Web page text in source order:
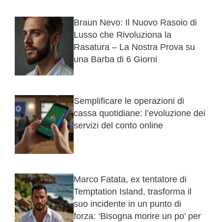
Braun Nevo: Il Nuovo Rasoio di
Lusso che Rivoluziona la
Rasatura – La Nostra Prova su
una Barba di 6 Giorni
Semplificare le operazioni di
cassa quotidiane: l’evoluzione dei
servizi del conto online
Marco Fatata, ex tentatore di
Temptation Island, trasforma il
suo incidente in un punto di
forza: ‘Bisogna morire un po’ per